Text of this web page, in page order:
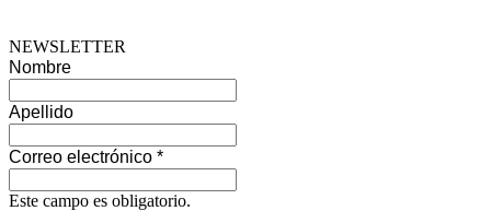
NEWSLETTER
Nombre
Apellido
Correo electrónico *
Este campo es obligatorio.